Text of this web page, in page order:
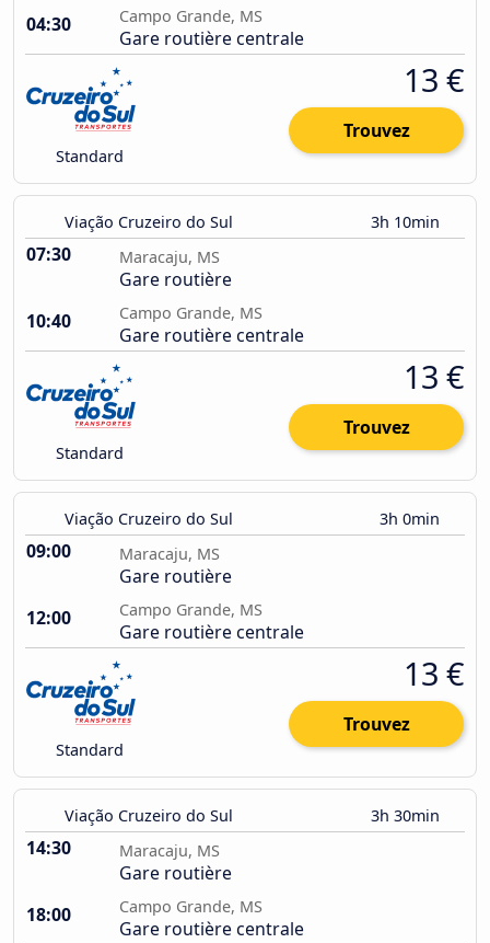
04:30
Campo Grande, MS
Gare routière centrale
Standard
13 €
Trouvez
Viação Cruzeiro do Sul 3h 10min
07:30 Maracaju, MS
Gare routière
10:40
Campo Grande, MS
Gare routière centrale
Standard
13 €
Trouvez
Viação Cruzeiro do Sul 3h 0min
09:00 Maracaju, MS
Gare routière
12:00
Campo Grande, MS
Gare routière centrale
Standard
13 €
Trouvez
Viação Cruzeiro do Sul 3h 30min
14:30 Maracaju, MS
Gare routière
18:00
Campo Grande, MS
Gare routière centrale